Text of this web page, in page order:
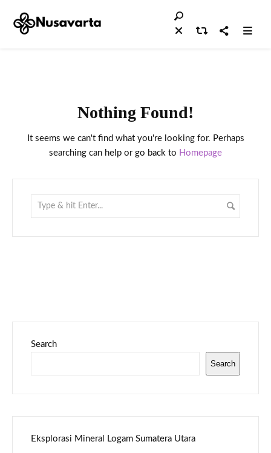
Nothing Found!
It seems we can't find what you're looking for. Perhaps
searching can help or go back to Homepage
Search
Search
Eksplorasi Mineral Logam Sumatera Utara